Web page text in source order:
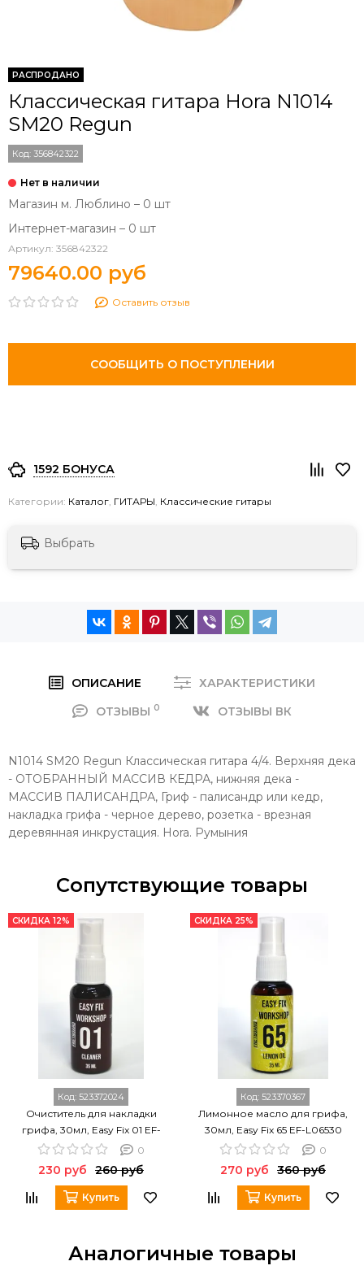
РАСПРОДАНО
Классическая гитара Hora N1014
SM20 Regun
Код: 356842322
Магазин м. Люблино – 0 шт
Интернет-магазин – 0 шт
Артикул: 356842322
79640.00 руб
Оставить отзыв
СООБЩИТЬ О ПОСТУПЛЕНИИ
1592 БОНУСА
Категории: Каталог, ГИТАРЫ, Классические гитары
Выбрать
ОПИСАНИЕ
ХАРАКТЕРИСТИКИ
ОТЗЫВЫ 0 ОТЗЫВЫ ВК
N1014 SM20 Regun Классическая гитара 4/4. Верхняя дека
- ОТОБРАННЫЙ МАССИВ КЕДРА, нижняя дека -
МАССИВ ПАЛИСАНДРА, Гриф - палисандр или кедр,
накладка грифа - черное дерево, розетка - врезная
деревянная инкрустация. Hora. Румыния
Сопутствующие товары
СКИДКА 12%
Код: 523372024
Очиститель для накладки
грифа, 30мл, Easy Fix 01 EF-
FC0130
0
230 руб 260 руб
Купить
СКИДКА 25%
Код: 523370367
Лимонное масло для грифа,
30мл, Easy Fix 65 EF-L06530
0
270 руб 360 руб
Купить
Аналогичные товары